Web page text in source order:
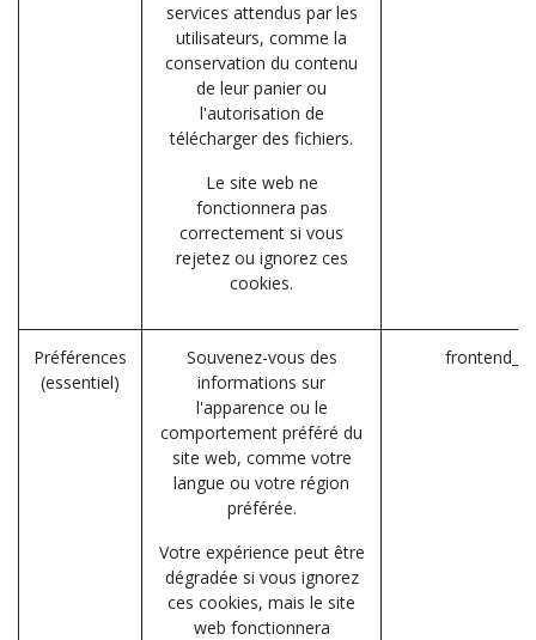
services attendus par les
utilisateurs, comme la
conservation du contenu
de leur panier ou
l'autorisation de
télécharger des fichiers.
Le site web ne
fonctionnera pas
correctement si vous
rejetez ou ignorez ces
cookies.
Préférences
(essentiel)
Souvenez-vous des
informations sur
l'apparence ou le
comportement préféré du
site web, comme votre
langue ou votre région
préférée.
Votre expérience peut être
dégradée si vous ignorez
ces cookies, mais le site
web fonctionnera